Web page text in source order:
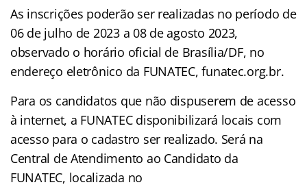
As inscrições poderão ser realizadas no período de
06 de julho de 2023 a 08 de agosto 2023,
observado o horário oficial de Brasília/DF, no
endereço eletrônico da FUNATEC, funatec.org.br.
Para os candidatos que não dispuserem de acesso
à internet, a FUNATEC disponibilizará locais com
acesso para o cadastro ser realizado. Será na
Central de Atendimento ao Candidato da
FUNATEC, localizada no